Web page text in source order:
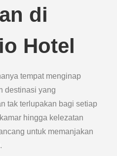
di
Hotel
tempat menginap
destinasi yang
tak terlupakan bagi setiap
hingga kelezatan
untuk memanjakan